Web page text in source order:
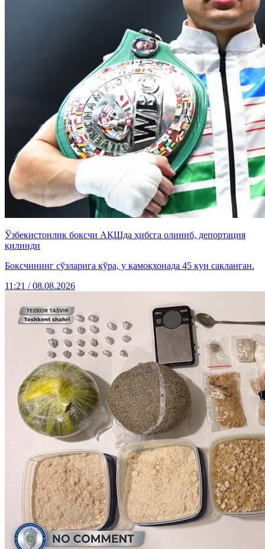
Ўзбекистонлик боксчи АҚШда ҳибсга олиниб, депортация
қилинди
Боксчининг сўзларига кўра, у қамоқхонада 45 кун сақланган.
11:21 / 08.08.2026